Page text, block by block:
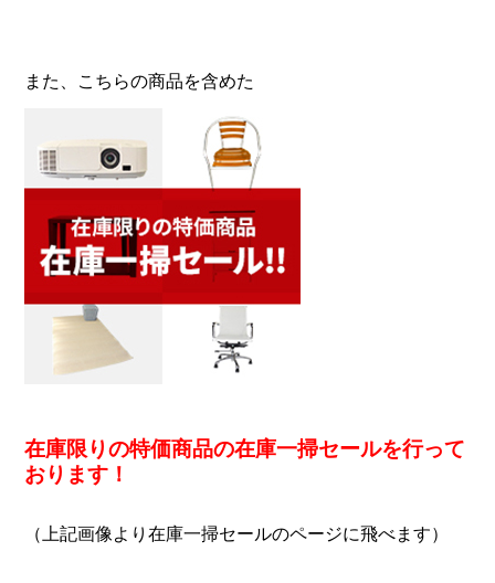
また、こちらの商品を含めた
在庫限りの特価商品の在庫一掃セールを行って
おります！
（上記画像より在庫一掃セールのページに飛べます）